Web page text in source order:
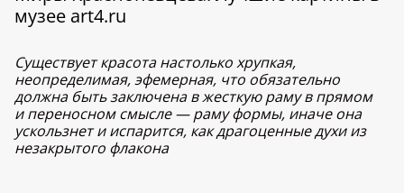
музее art4.ru
Существует красота настолько хрупкая,
неопределимая, эфемерная, что обязательно
должна быть заключена в жесткую раму в прямом
и переносном смысле — раму формы, иначе она
ускользнет и испарится, как драгоценные духи из
незакрытого флакона